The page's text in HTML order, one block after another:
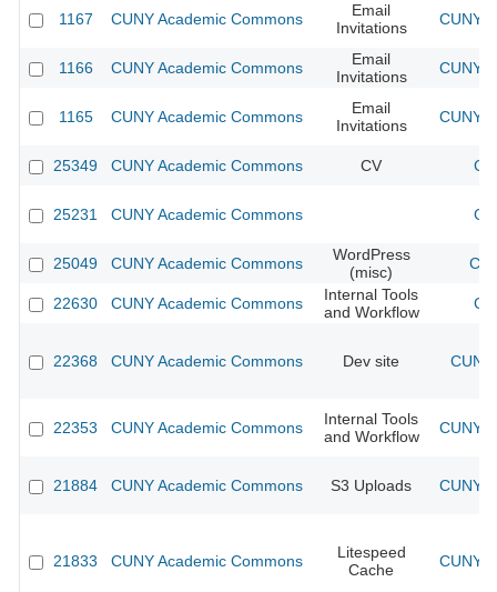
1167 CUNY Academic Commons
Email
Invitations
CUNY
1166 CUNY Academic Commons
Email
Invitations
CUNY
1165 CUNY Academic Commons
Email
Invitations
CUNY
25349 CUNY Academic Commons CV
25231 CUNY Academic Commons
25049 CUNY Academic Commons
WordPress
(misc)
22630 CUNY Academic Commons
Internal Tools
and Workflow
22368 CUNY Academic Commons Dev site
22353 CUNY Academic Commons
Internal Tools
and Workflow
CUNY
21884 CUNY Academic Commons S3 Uploads CUNY
21833 CUNY Academic Commons
Litespeed
Cache
CUNY